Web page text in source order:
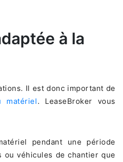
à la
Il est donc important de
matériel. LeaseBroker vous
pendant une période
ou véhicules de chantier que